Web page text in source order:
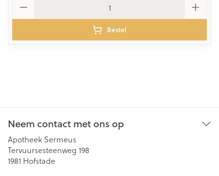
Bestel
Neem contact met ons op
Apotheek Sermeus
Tervuursesteenweg 198
1981 Hofstade